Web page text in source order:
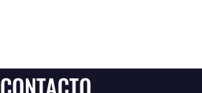
CONTACTO